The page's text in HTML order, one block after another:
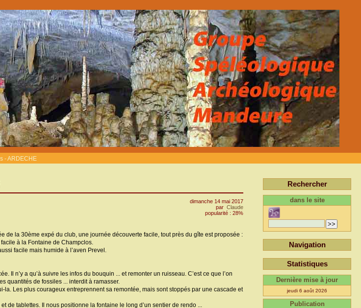
- ARDECHE
dimanche 14 mai 2017
par Claude
popularité : 28%
de la 30ème expé du club, une journée découverte facile, tout près du gîte est proposée :
à la Fontaine de Champclos.
facile mais humide à l’aven Prevel.
Il n’y a qu’à suivre les infos du bouquin ... et remonter un ruisseau. C’est ce que l’on
quantités de fossiles ... interdit à ramasser.
la. Les plus courageux entreprennent sa remontée, mais sont stoppés par une cascade et
de tablettes. Il nous positionne la fontaine le long d’un sentier de rendo ...
Rechercher
dans le site
Navigation
Statistiques
Dernière mise à jour
jeudi 6 août 2026
Publication